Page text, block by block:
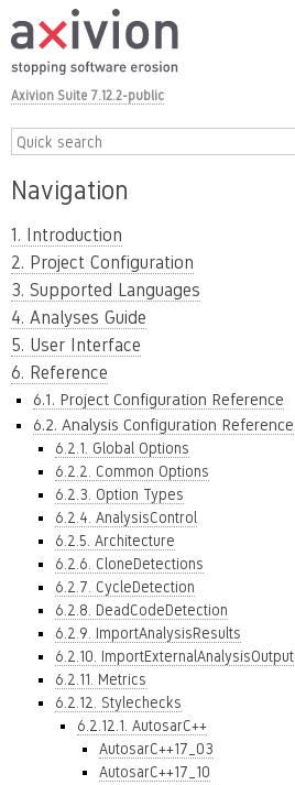
Axivion Suite 7.12.2-public
Navigation
1. Introduction
2. Project Configuration
3. Supported Languages
4. Analyses Guide
5. User Interface
6. Reference
6.1. Project Configuration Reference
6.2. Analysis Configuration Reference
6.2.1. Global Options
6.2.2. Common Options
6.2.3. Option Types
6.2.4. AnalysisControl
6.2.5. Architecture
6.2.6. CloneDetections
6.2.7. CycleDetection
6.2.8. DeadCodeDetection
6.2.9. ImportAnalysisResults
6.2.10. ImportExternalAnalysisOutput
6.2.11. Metrics
6.2.12. Stylechecks
6.2.12.1. AutosarC++
AutosarC++17_03
AutosarC++17_10